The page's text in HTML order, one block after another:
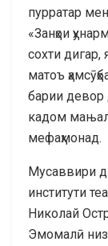
пурратар
«Занҳои
сохти дигар,
матоъ
барии девор
кадом
мефаҳмонад.
Мусаввири
институти
Николай
Эмомалӣ низ